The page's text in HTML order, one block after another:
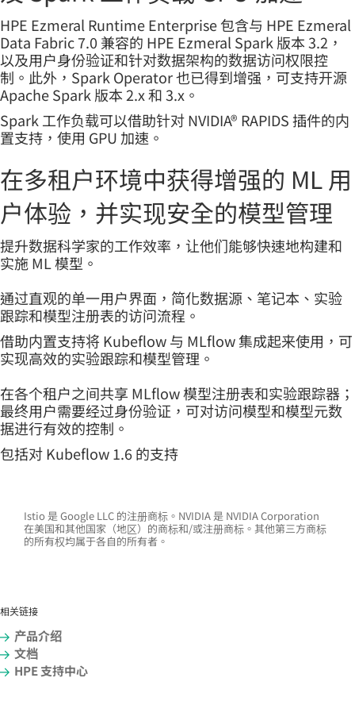
HPE Ezmeral Runtime Enterprise 包含与 HPE Ezmeral
Data Fabric 7.0 兼容的 HPE Ezmeral Spark 版本 3.2，
以及用户身份验证和针对数据架构的数据访问权限控
制。此外，Spark Operator 也已得到增强，可支持开源
Apache Spark 版本 2.x 和 3.x。
Spark 工作负载可以借助针对 NVIDIA® RAPIDS 插件的内
置支持，使用 GPU 加速。
在多租户环境中获得增强的 ML 用
户体验，并实现安全的模型管理
提升数据科学家的工作效率，让他们能够快速地构建和
实施 ML 模型。
通过直观的单一用户界面，简化数据源、笔记本、实验
跟踪和模型注册表的访问流程。
借助内置支持将 Kubeflow 与 MLflow 集成起来使用，可
实现高效的实验跟踪和模型管理。
在各个租户之间共享 MLflow 模型注册表和实验跟踪器；
最终用户需要经过身份验证，可对访问模型和模型元数
据进行有效的控制。
包括对 Kubeflow 1.6 的支持
Istio 是 Google LLC 的注册商标。NVIDIA 是 NVIDIA Corporation
在美国和其他国家（地区）的商标和/或注册商标。其他第三方商标
的所有权均属于各自的所有者。
相关链接
产品介绍
文档
HPE 支持中心